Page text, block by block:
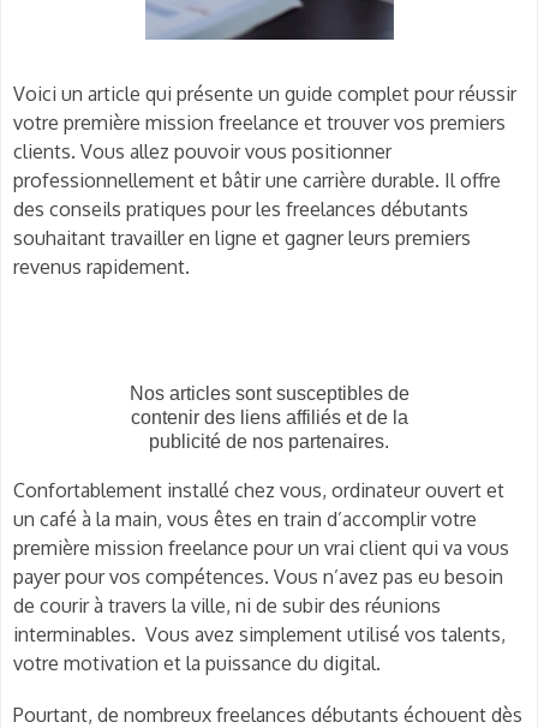
Voici un article qui présente un guide complet pour réussir
votre première mission freelance et trouver vos premiers
clients. Vous allez pouvoir vous positionner
professionnellement et bâtir une carrière durable. Il offre
des conseils pratiques pour les freelances débutants
souhaitant travailler en ligne et gagner leurs premiers
revenus rapidement.
Nos articles sont susceptibles de
contenir des liens affiliés et de la
publicité de nos partenaires.
Confortablement installé chez vous, ordinateur ouvert et
un café à la main, vous êtes en train d’accomplir votre
première mission freelance pour un vrai client qui va vous
payer pour vos compétences. Vous n’avez pas eu besoin
de courir à travers la ville, ni de subir des réunions
interminables. Vous avez simplement utilisé vos talents,
votre motivation et la puissance du digital.
Pourtant, de nombreux freelances débutants échouent dès